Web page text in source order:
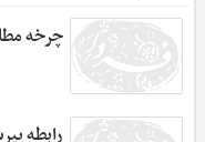
چرخه
رابطه